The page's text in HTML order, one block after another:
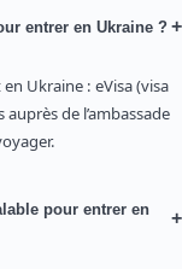
entrer en Ukraine ? +
Ukraine : eVisa (visa
de l’ambassade
pour entrer en
+